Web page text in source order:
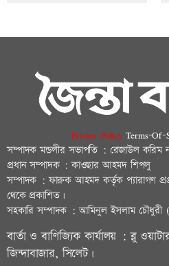
Privacy-Policy Terms-Of-
সম্পাদক মন্ডলীর সভাপতি : রেজাউল করিম
প্রধান সম্পাদক : কাওছার আহমদ শিপলু
সম্পাদক : ফারুক আহমদ কর্তৃক প্যারাগণ
থেকে প্রকাশিত।
সহকারি সম্পাদক : আমিনুল ইসলাম চৌধুরী
বার্তা ও বাণিজ্যিক কার্যালয় : ব্লু
জিন্দাবাজার, সিলেট।